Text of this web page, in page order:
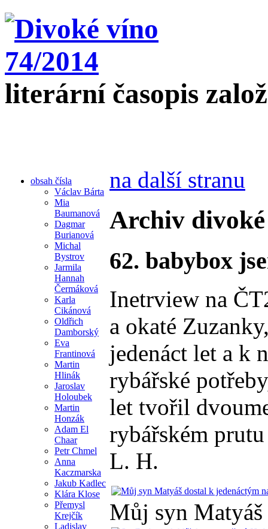
literární časopis
obsah čísla
Václav Bárta
Mia
Baumanová
Dagmar
Burianová
Michal
Bystrov
Jarmila
Hannah
Čermáková
Karla
Cikánová
Oldřich
Damborský
Eva
Frantinová
Martin
Hlinák
Jaroslav
Holoubek
Martin
Honzák
Adam El
Chaar
Petr Chmel
Anna
Kaczmarska
Jakub Kadlec
Klára Klose
Přemysl
Krejčík
Ladislav
na další stranu
Archiv
62. babybox
Inetrview na
a okaté
jedenáct let a k
rybářské
let tvořil
rybářském
L. H.
Můj syn Matyáš